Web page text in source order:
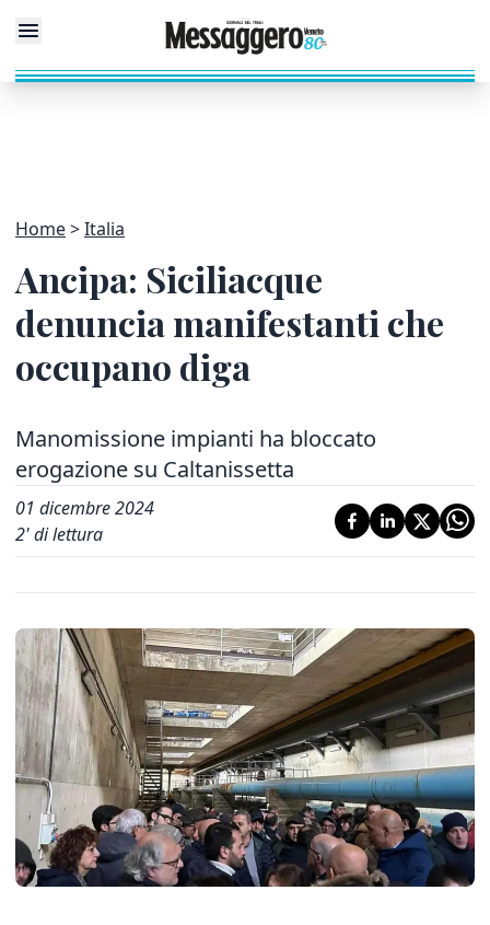
Home Italia
Ancipa: Siciliacque
denuncia manifestanti che
occupano diga
Manomissione impianti ha bloccato
erogazione su Caltanissetta
01 dicembre 2024
2' di lettura